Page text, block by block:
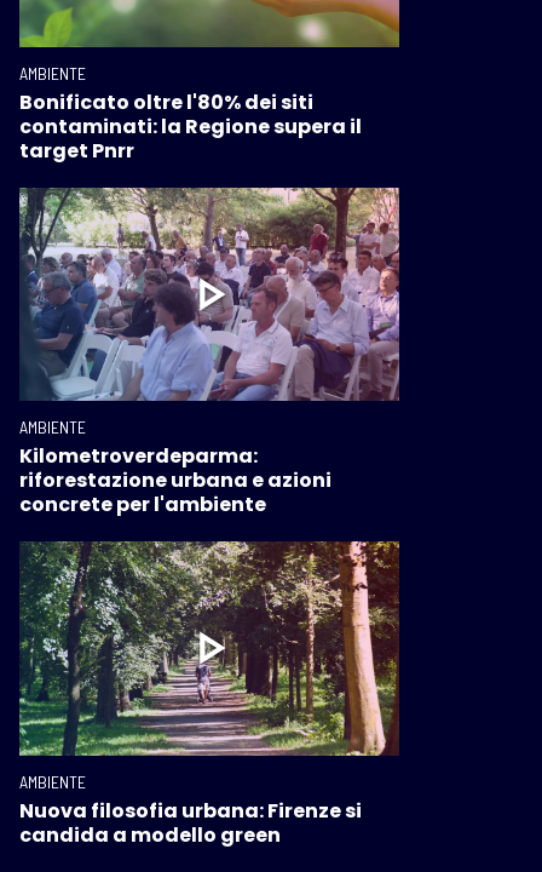
AMBIENTE
Bonificato oltre l'80% dei siti
contaminati: la Regione supera il
target Pnrr
AMBIENTE
Kilometroverdeparma:
riforestazione urbana e azioni
concrete per l'ambiente
AMBIENTE
Nuova filosofia urbana: Firenze si
candida a modello green